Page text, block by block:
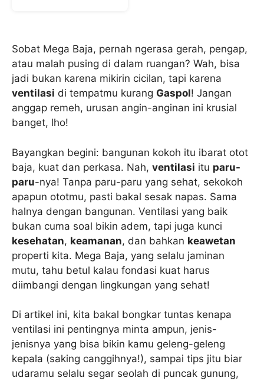
Sobat Mega Baja, pernah ngerasa gerah, pengap,
atau malah pusing di dalam ruangan? Wah, bisa
jadi bukan karena mikirin cicilan, tapi karena
ventilasi di tempatmu kurang Gaspol! Jangan
anggap remeh, urusan angin-anginan ini krusial
banget, lho!
Bayangkan begini: bangunan kokoh itu ibarat otot
baja, kuat dan perkasa. Nah, ventilasi itu paru-
paru-nya! Tanpa paru-paru yang sehat, sekokoh
apapun ototmu, pasti bakal sesak napas. Sama
halnya dengan bangunan. Ventilasi yang baik
bukan cuma soal bikin adem, tapi juga kunci
kesehatan, keamanan, dan bahkan keawetan
properti kita. Mega Baja, yang selalu jaminan
mutu, tahu betul kalau fondasi kuat harus
diimbangi dengan lingkungan yang sehat!
Di artikel ini, kita bakal bongkar tuntas kenapa
ventilasi ini pentingnya minta ampun, jenis-
jenisnya yang bisa bikin kamu geleng-geleng
kepala (saking canggihnya!), sampai tips jitu biar
udaramu selalu segar seolah di puncak gunung,